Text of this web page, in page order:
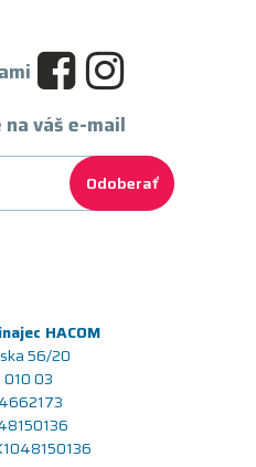
na váš e-mail
Odoberať
HACOM
56/20
010 03